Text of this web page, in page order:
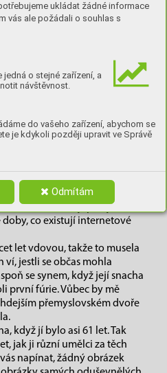
ukládat žádné informace
vás ale požádali o souhlas s
o stejné zařízení, a
návštěvnost.
do vašeho zařízení, abychom se
je kdykoli později upravit ve Správě
Odmítám
PETROVOVÁ
měnil tak, že by možná
vnuci se hádali, snacha ji
proháněly, jak se jim zlíbilo,
dát nějaký řád a pravidla,
to všechno pořád chce
v českém dějepise, to není
být světicí i bez
v českém dějepise je skoro
doby, co existují internetové
let vdovou, takže to musela
ví, jestli se občas mohla
se synem, když její snacha
první fúrie. Vůbec by mě
přemyslovském dvoře
když jí bylo asi 61 let. Tak
jak ji různí umělci za těch
napínat, žádný obrázek